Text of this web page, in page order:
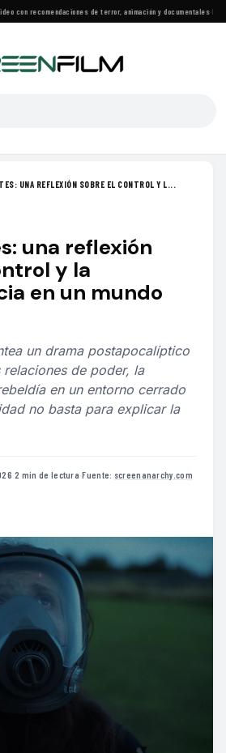
con recomendaciones de terror, animación y documentales·Las
UNA REFLEXIÓN SOBRE EL CONTROL Y L...
una reflexión
y la
en un mundo
un drama postapocalíptico
de poder, la
en un entorno cerrado
no basta para explicar la
·2 min de lectura·Fuente: screenanarchy.com